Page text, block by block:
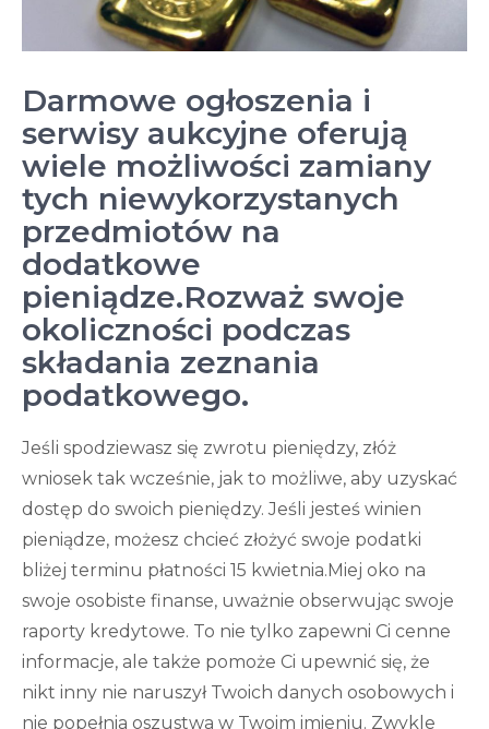
Darmowe ogłoszenia i
serwisy aukcyjne oferują
wiele możliwości zamiany
tych niewykorzystanych
przedmiotów na
dodatkowe
pieniądze.Rozważ swoje
okoliczności podczas
składania zeznania
podatkowego.
Jeśli spodziewasz się zwrotu pieniędzy, złóż
wniosek tak wcześnie, jak to możliwe, aby uzyskać
dostęp do swoich pieniędzy. Jeśli jesteś winien
pieniądze, możesz chcieć złożyć swoje podatki
bliżej terminu płatności 15 kwietnia.Miej oko na
swoje osobiste finanse, uważnie obserwując swoje
raporty kredytowe. To nie tylko zapewni Ci cenne
informacje, ale także pomoże Ci upewnić się, że
nikt inny nie naruszył Twoich danych osobowych i
nie popełnia oszustwa w Twoim imieniu. Zwykle